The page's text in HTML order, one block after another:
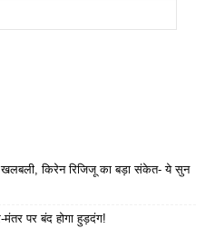
खलबली, किरेन रिजिजू का बड़ा संकेत- ये सुन
पर बंद होगा हुड़दंग!